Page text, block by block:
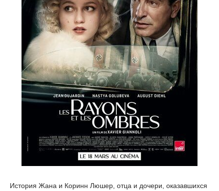
История Жана и Коринн Люшер, отца и дочери, оказавшихся